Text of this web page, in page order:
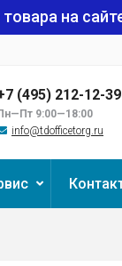
на
(495) 212-12-39
9:00—18:00
info@tdofficetorg.ru